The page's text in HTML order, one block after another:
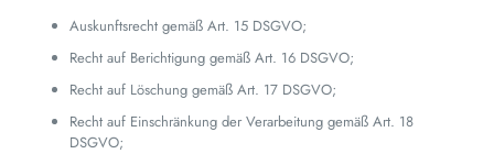
Auskunftsrecht gemäß Art. 15 DSGVO;
Recht auf Berichtigung gemäß Art. 16 DSGVO;
Recht auf Löschung gemäß Art. 17 DSGVO;
Recht auf Einschränkung der Verarbeitung gemäß Art. 18
DSGVO;